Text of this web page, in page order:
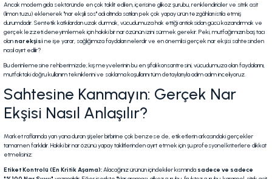
Ancak modern gıda sektöründe en çok taklit edilen, içerisine glikoz şurubu, renklendiriciler ve sitrik asit
(limon tuzu) eklenerek "nar ekşili sos" adı altında satılan pek çok yapay ürün tezgâhları istila etmiş
durumdadır. Sentetik katkılardan uzak durmak, vücudumuza hak ettiği antioksidan gücü kazandırmak ve
gerçek lezzeti deneyimlemek için hakiki bir nar özünün izini sürmek gerekir. Peki, mutfağımızın baş tacı
olannar ekşisi ne işe yarar, sağlığımıza faydaları nelerdir ve en önemlisi gerçek nar ekşisi sahtesinden
nasıl ayırt edilir?
Bu derinlemesine rehberimizde; kış meyvelerinin bu en şifalı konsantresini, vücudumuza olan faydalarını,
mutfaktaki doğru kullanım tekniklerini ve saklama koşullarını tüm detaylarıyla adım adım inceliyoruz.
Sahtesine Kanmayın: Gerçek Nar
Ekşisi Nasıl Anlaşılır?
Market raflarında yan yana duran şişeler birbirine çok benzese de, etiketlerin arkasındaki gerçekler
tamamen farklıdır. Hakiki bir nar özünü yapay taklitlerinden ayırt etmek için şu profesyonel kriterlere dikkat
etmelisiniz:
Etiket Kontrolü (En Kritik Aşama):Alacağınız ürünün içindekiler kısmında sadece ve sadece